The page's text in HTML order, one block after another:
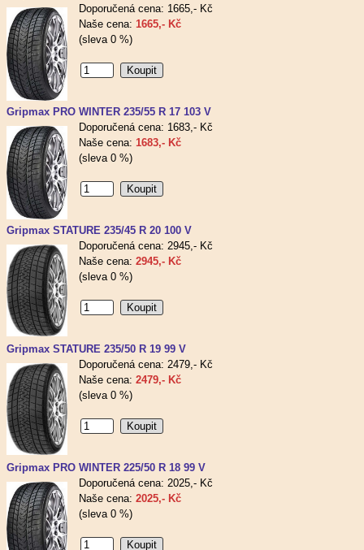
Doporučená cena: 1665,- Kč
Naše cena: 1665,- Kč
(sleva 0 %)
Gripmax PRO WINTER 235/55 R 17 103 V
Doporučená cena: 1683,- Kč
Naše cena: 1683,- Kč
(sleva 0 %)
Gripmax STATURE 235/45 R 20 100 V
Doporučená cena: 2945,- Kč
Naše cena: 2945,- Kč
(sleva 0 %)
Gripmax STATURE 235/50 R 19 99 V
Doporučená cena: 2479,- Kč
Naše cena: 2479,- Kč
(sleva 0 %)
Gripmax PRO WINTER 225/50 R 18 99 V
Doporučená cena: 2025,- Kč
Naše cena: 2025,- Kč
(sleva 0 %)